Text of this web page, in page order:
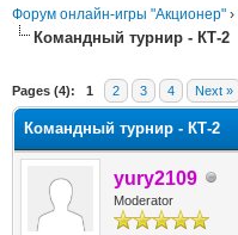
Форум онлайн-игры "Акционер" ›
Командный турнир - КТ-2
Pages (4): 1 2 3 4 Next »
Командный турнир - КТ-2
yury2109
Moderator